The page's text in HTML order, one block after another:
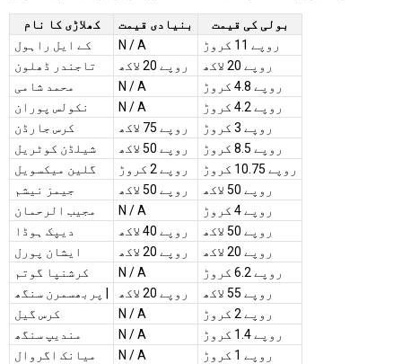
کھلاڑی کا نام بنیادی قیمت
بولی کی قیمت
کے ایل راہول
N / A
روپے 11 کروڑ
تاجندر ڈھلون
روپے 20 لاکھ
روپے 20 لاکھ
محمد شامی
N / A
روپے 4.8 کروڑ
نکولس پوران
N / A
روپے 4.2 کروڑ
کرس جارڈن
روپے 75 لاکھ
روپے 3 کروڑ
شیلڈن کوٹریل
روپے 50 لاکھ
روپے 8.5 کروڑ
گلین میکسویل
روپے 2 کروڑ
روپے 10.75 کروڑ
جیمز نیشم
روپے 50 لاکھ
روپے 50 لاکھ
مجیب الرحمان
N / A
روپے 4 کروڑ
دیپک ہوڈا
روپے 40 لاکھ
روپے 50 لاکھ
ایشان پورل
روپے 20 لاکھ
روپے 20 لاکھ
کرشنپا گوتم
N / A
روپے 6.2 کروڑ
روپے 20 لاکھ
روپے 55 لاکھ
کرس گیل
N / A
روپے 2 کروڑ
مندیپ سنگھ
N / A
روپے 1.4 کروڑ
میانک اگروال
N / A
روپے 1 کروڑ